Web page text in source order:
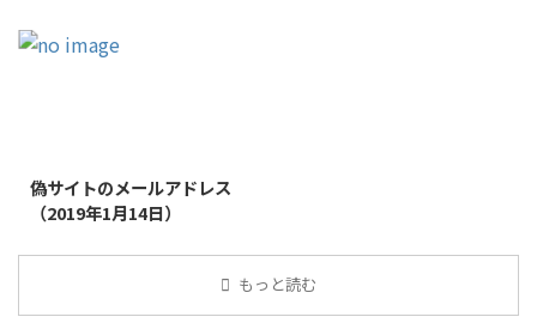
偽サイトのメールアドレス
（2019年1月14日）
もっと読む